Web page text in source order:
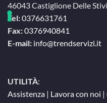
46043 Castiglione Delle
Tel:0376631761
Fax:0376940841
E-mail: info@trendservizi.it
UTILITÀ:
Assistenza | Lavora con noi |